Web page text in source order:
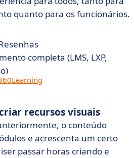
quanto para os funcionários.
completa (LMS, LXP,
recursos visuais
o conteúdo
e acrescenta um certo
passar horas criando e